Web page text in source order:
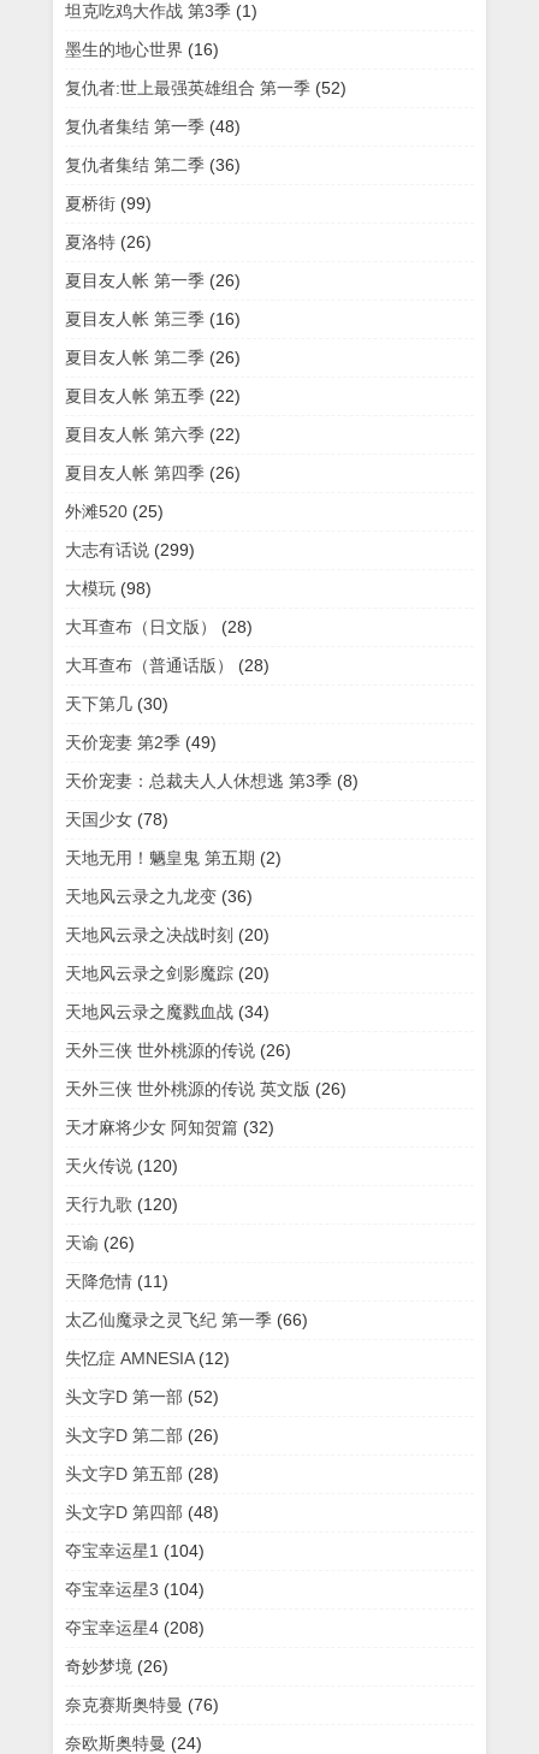
坦克吃鸡大作战 第3季 (1)
墨生的地心世界 (16)
复仇者:世上最强英雄组合 第一季 (52)
复仇者集结 第一季 (48)
复仇者集结 第二季 (36)
夏桥街 (99)
夏洛特 (26)
夏目友人帐 第一季 (26)
夏目友人帐 第三季 (16)
夏目友人帐 第二季 (26)
夏目友人帐 第五季 (22)
夏目友人帐 第六季 (22)
夏目友人帐 第四季 (26)
外滩520 (25)
大志有话说 (299)
大模玩 (98)
大耳查布（日文版）
(28)
大耳查布（普通话版）
(28)
天下第几 (30)
天价宠妻 第2季 (49)
天价宠妻：总裁夫人人休想逃 第3季 (8)
天国少女 (78)
天地无用！魉皇鬼 第五期 (2)
天地风云录之九龙变 (36)
天地风云录之决战时刻 (20)
天地风云录之剑影魔踪 (20)
天地风云录之魔戮血战 (34)
天外三侠 世外桃源的传说 (26)
天外三侠 世外桃源的传说 英文版 (26)
天才麻将少女 阿知贺篇 (32)
天火传说 (120)
天行九歌 (120)
天谕 (26)
天降危情 (11)
太乙仙魔录之灵飞纪 第一季 (66)
失忆症 AMNESIA(12)
头文字D 第一部 (52)
头文字D 第二部 (26)
头文字D 第五部 (28)
头文字D 第四部 (48)
夺宝幸运星1 (104)
夺宝幸运星3 (104)
夺宝幸运星4 (208)
奇妙梦境 (26)
奈克赛斯奥特曼 (76)
奈欧斯奥特曼 (24)